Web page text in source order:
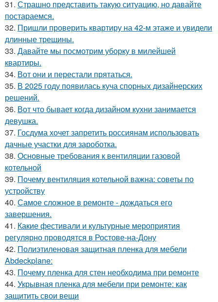
31. Страшно представить такую ситуацию, но давайте
постараемся.
32. Пришли проверить квартиру на 42-м этаже и увидели
длинные трещины.
33. Давайте мы посмотрим уборку в милейшей
квартиры.
34. Вот они и перестали прятаться.
35. В 2025 году появилась куча спорных дизайнерских
решений.
36. Вот что бывает когда дизайном кухни занимается
девушка.
37. Госдума хочет запретить россиянам использовать
дачные участки для зароботка.
38. Основные требования к вентиляции газовой
котельной
39. Почему вентиляция котельной важна: советы по
устройству
40. Самое сложное в ремонте - дождаться его
завершения.
41. Какие фестивали и культурные мероприятия
регулярно проводятся в Ростове-на-Дону
42. Полиэтиленовая защитная пленка для мебели
Abdeckplane:
43. Почему пленка для стен необходима при ремонте
44. Укрывная пленка для мебели при ремонте: как
защитить свои вещи